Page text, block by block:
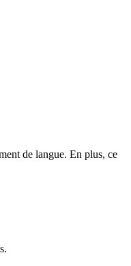
de langue. En plus, ce